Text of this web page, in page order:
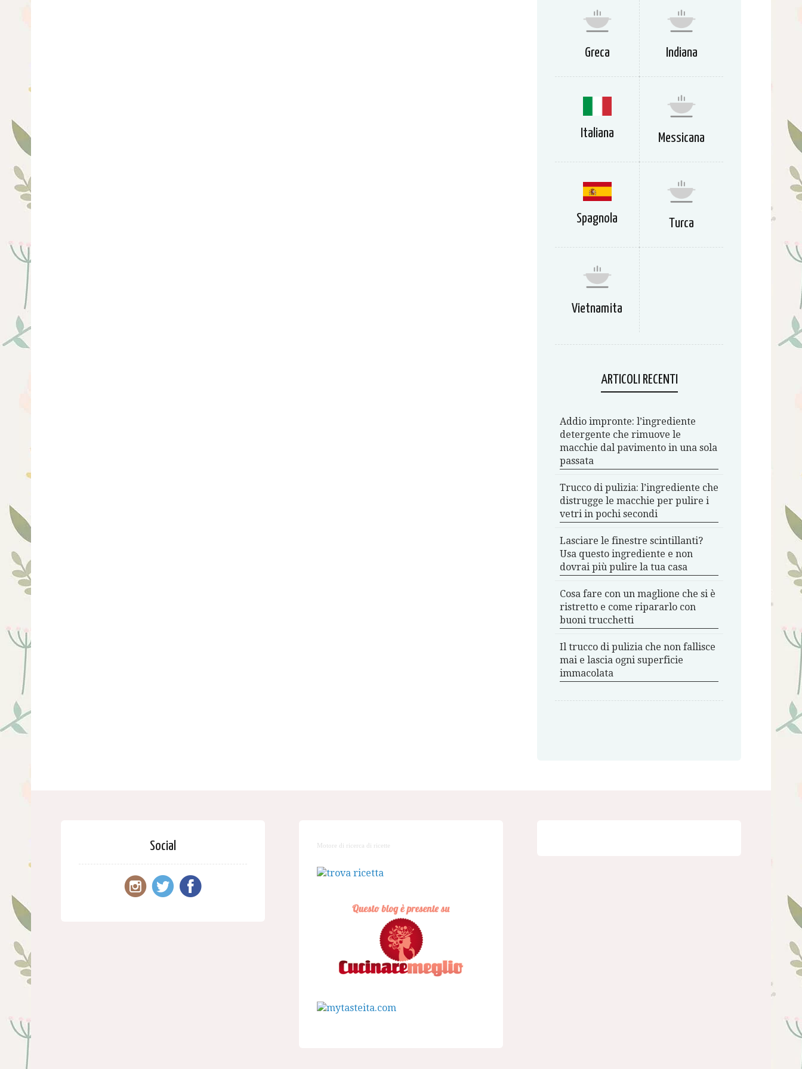
Greca Indiana
Italiana Messicana
Spagnola Turca
Vietnamita
ARTICOLI RECENTI
Addio impronte: l’ingrediente
detergente che rimuove le
macchie dal pavimento in una sola
passata
Trucco di pulizia: l’ingrediente che
distrugge le macchie per pulire i
vetri in pochi secondi
Lasciare le finestre scintillanti?
Usa questo ingrediente e non
dovrai più pulire la tua casa
Cosa fare con un maglione che si è
ristretto e come ripararlo con
buoni trucchetti
Il trucco di pulizia che non fallisce
mai e lascia ogni superficie
immacolata
Social Motore di ricerca di ricette